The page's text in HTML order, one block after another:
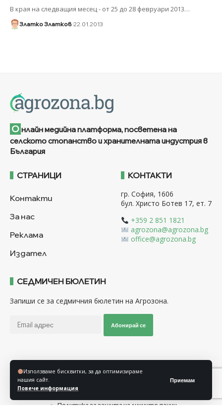
Използваме бисквитки, за да оптимизираме
нашия сайт.
Повече информация
Приемам
В края на следващия месец - от 25 до 28 февруари 2013…
Златко Златков 22.01.2013
О нлайн медийна платформа, посветена на
селското стопанство и хранителната индустрия в
България
СТРАНИЦИ
Контакти
За нас
Реклама
Издател
КОНТАКТИ
гр. София, 1606
бул. Христо Ботев 17, ет. 7
+359 2 851 1821
agrozona@agrozona.bg
office@agrozona.bg
СЕДМИЧЕН БЮЛЕТИН
Запиши се за седмичния бюлетин на Агрозона.
Абонирай се
Общи условия
Политика за защита на личните данни